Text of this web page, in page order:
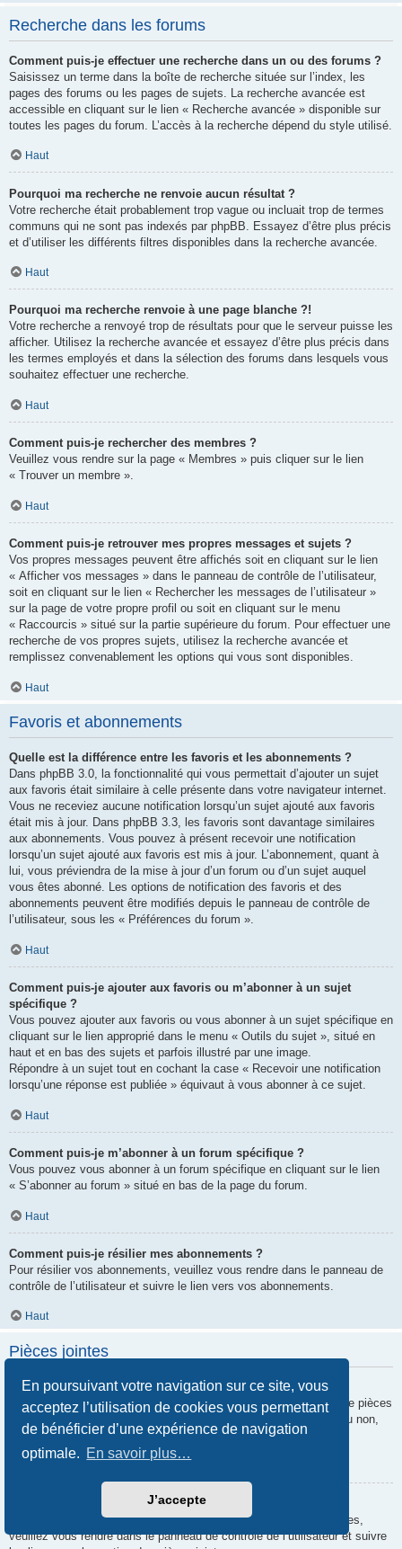
En poursuivant votre navigation sur ce site, vous
acceptez l’utilisation de cookies vous permettant
de bénéficier d’une expérience de navigation
optimale. En savoir plus…
J’accepte
Recherche dans les forums
Comment puis-je effectuer une recherche dans un ou des forums ?
Saisissez un terme dans la boîte de recherche située sur l’index, les
pages des forums ou les pages de sujets. La recherche avancée est
accessible en cliquant sur le lien « Recherche avancée » disponible sur
toutes les pages du forum. L’accès à la recherche dépend du style utilisé.
Haut
Pourquoi ma recherche ne renvoie aucun résultat ?
Votre recherche était probablement trop vague ou incluait trop de termes
communs qui ne sont pas indexés par phpBB. Essayez d’être plus précis
et d’utiliser les différents filtres disponibles dans la recherche avancée.
Haut
Pourquoi ma recherche renvoie à une page blanche ?!
Votre recherche a renvoyé trop de résultats pour que le serveur puisse les
afficher. Utilisez la recherche avancée et essayez d’être plus précis dans
les termes employés et dans la sélection des forums dans lesquels vous
souhaitez effectuer une recherche.
Haut
Comment puis-je rechercher des membres ?
Veuillez vous rendre sur la page « Membres » puis cliquer sur le lien
« Trouver un membre ».
Haut
Comment puis-je retrouver mes propres messages et sujets ?
Vos propres messages peuvent être affichés soit en cliquant sur le lien
« Afficher vos messages » dans le panneau de contrôle de l’utilisateur,
soit en cliquant sur le lien « Rechercher les messages de l’utilisateur »
sur la page de votre propre profil ou soit en cliquant sur le menu
« Raccourcis » situé sur la partie supérieure du forum. Pour effectuer une
recherche de vos propres sujets, utilisez la recherche avancée et
remplissez convenablement les options qui vous sont disponibles.
Haut
Favoris et abonnements
Quelle est la différence entre les favoris et les abonnements ?
Dans phpBB 3.0, la fonctionnalité qui vous permettait d’ajouter un sujet
aux favoris était similaire à celle présente dans votre navigateur internet.
Vous ne receviez aucune notification lorsqu’un sujet ajouté aux favoris
était mis à jour. Dans phpBB 3.3, les favoris sont davantage similaires
aux abonnements. Vous pouvez à présent recevoir une notification
lorsqu’un sujet ajouté aux favoris est mis à jour. L’abonnement, quant à
lui, vous préviendra de la mise à jour d’un forum ou d’un sujet auquel
vous êtes abonné. Les options de notification des favoris et des
abonnements peuvent être modifiés depuis le panneau de contrôle de
l’utilisateur, sous les « Préférences du forum ».
Haut
Comment puis-je ajouter aux favoris ou m’abonner à un sujet
spécifique ?
Vous pouvez ajouter aux favoris ou vous abonner à un sujet spécifique en
cliquant sur le lien approprié dans le menu « Outils du sujet », situé en
haut et en bas des sujets et parfois illustré par une image.
Répondre à un sujet tout en cochant la case « Recevoir une notification
lorsqu’une réponse est publiée » équivaut à vous abonner à ce sujet.
Haut
Comment puis-je m’abonner à un forum spécifique ?
Vous pouvez vous abonner à un forum spécifique en cliquant sur le lien
« S’abonner au forum » situé en bas de la page du forum.
Haut
Comment puis-je résilier mes abonnements ?
Pour résilier vos abonnements, veuillez vous rendre dans le panneau de
contrôle de l’utilisateur et suivre le lien vers vos abonnements.
Haut
Pièces jointes
Quelles pièces jointes sont autorisées sur ce forum ?
Chaque administrateur peut autoriser ou interdire certains types de pièces
jointes. Si vous n’êtes pas certain de savoir ce qui est autorisé ou non,
nous vous invitons à contacter un administrateur du forum.
Comment puis-je retrouver toutes mes pièces jointes ?
Pour retrouver la liste des pièces jointes que vous avez transférées,
veuillez vous rendre dans le panneau de contrôle de l’utilisateur et suivre